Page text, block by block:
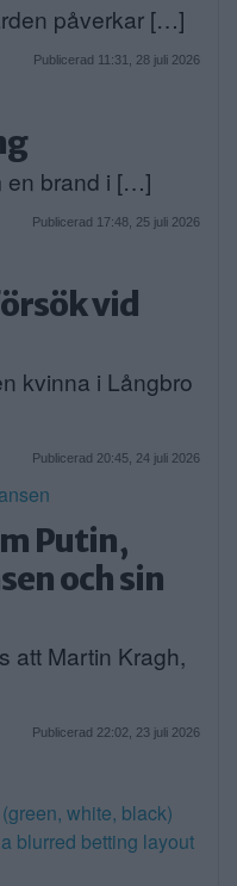
påverkar […]
Publicerad 11:31, 28 juli 2026
en brand i […]
Publicerad 17:48, 25 juli 2026
vid
kvinna i Långbro
Publicerad 20:45, 24 juli 2026
Putin,
och sin
att Martin Kragh,
Publicerad 22:02, 23 juli 2026